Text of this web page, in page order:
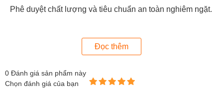
Phê duyệt chất lượng và tiêu chuẩn an toàn nghiêm ngặt.
Dễ dàng sử dụng và hiệu chỉnh.
Đọc thêm
0 Đánh giá sản phẩm này
Chọn đánh giá của bạn